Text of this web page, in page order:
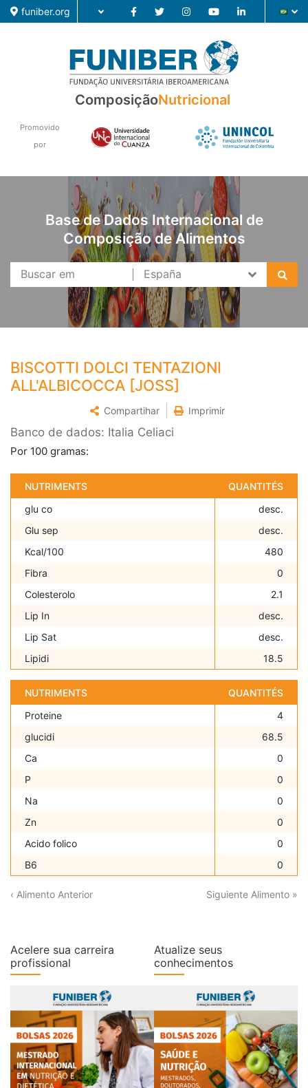
funiber.org
Pesquisa
ComposiçãoNutricional
Promovido
por
Base de Dados Internacional de
Composição de Alimentos
BISCOTTI DOLCI TENTAZIONI
ALL'ALBICOCCA [JOSS]
Compartihar Imprimir
Banco de dados: Italia Celiaci
Por 100 gramas:
NUTRIMENTS
QUANTITÉS
glu co
desc.
Glu sep
desc.
Kcal/100
480
Fibra
0
Colesterolo
2.1
Lip In
desc.
Lip Sat
desc.
Lipidi
18.5
NUTRIMENTS
QUANTITÉS
Proteine
4
glucidi
68.5
Ca
0
P
0
Na
0
Zn
0
Acido folico
0
B6
0
‹ Alimento Anterior Siguiente Alimento »
Acelere sua carreira
profissional
Atualize seus
conhecimentos